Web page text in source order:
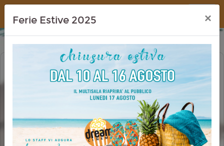
Dream Cinema
TROPPO CATTIVI 2 (THE BAD GUYS 2)
CINEMA IN FESTA
Ferie Estive 2025 ×